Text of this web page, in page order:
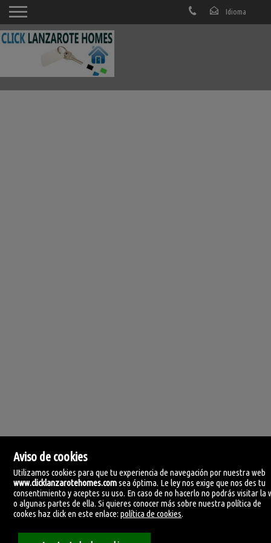
Click Lanzarote Homes
Aviso de cookies
Utilizamos cookies para que tu experiencia de navegación por nuestra web
www.clicklanzarotehomes.comsea óptima. Le ley nos exige que nos des tu
consentimiento y aceptes su uso. En caso de no hacerlo no podrás visitar la
o algunas partes de ella. Si quieres conocer más sobre nuestra política de
cookes haz click en este enlace:política de cookies.